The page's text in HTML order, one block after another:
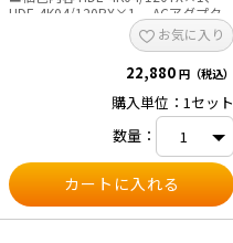
HDE-4K04/120RX×1、 ACアダプタ
ー×2 、赤外線送信ケーブル×1、赤
外線受信ケーブル×1、取扱説明書 弊
社取り扱いHDMIエクステンダー比較
お気に入り
22,880 円（税込）
購入単位：1セット
数量：